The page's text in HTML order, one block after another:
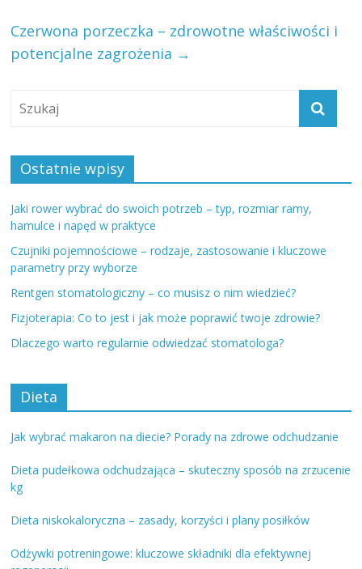
Czerwona porzeczka – zdrowotne właściwości i
potencjalne zagrożenia →
Ostatnie wpisy
Jaki rower wybrać do swoich potrzeb – typ, rozmiar ramy,
hamulce i napęd w praktyce
Czujniki pojemnościowe – rodzaje, zastosowanie i kluczowe
parametry przy wyborze
Rentgen stomatologiczny – co musisz o nim wiedzieć?
Fizjoterapia: Co to jest i jak może poprawić twoje zdrowie?
Dlaczego warto regularnie odwiedzać stomatologa?
Dieta
Jak wybrać makaron na diecie? Porady na zdrowe odchudzanie
Dieta pudełkowa odchudzająca – skuteczny sposób na zrzucenie
kg
Dieta niskokaloryczna – zasady, korzyści i plany posiłków
Odżywki potreningowe: kluczowe składniki dla efektywnej